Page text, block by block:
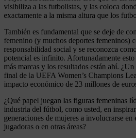
visibiliza a las futbolistas, y las coloca
exactamente a la misma altura que los
También es fundamental que se deje de
femenino (y muchos deportes femeninos)
responsabilidad social y se reconozca
potencial es infinito. Afortunadamente
más marcas y los resultados están ahí.
final de la UEFA Women’s Champions
impacto económico de 23 millones de
¿Qué papel juegan las figuras femeninas
industria del fútbol, como usted, en
generaciones de mujeres a involucrarse en
jugadoras o en otras áreas?